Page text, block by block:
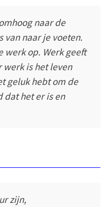
naar de
van naar je voeten.
werk op. Werk geeft
werk is het leven
geluk hebt om de
dat het er is en
zijn,